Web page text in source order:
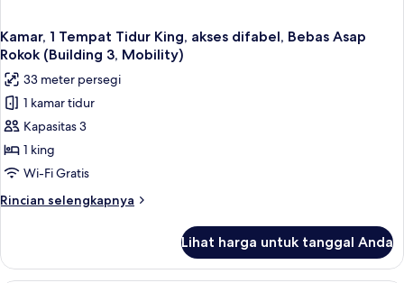
Kamar, 1 Tempat Tidur King, akses difabel, Bebas Asap
Rokok (Building 3, Mobility)
33 meter persegi
1 kamar tidur
Kapasitas 3
1 king
Wi-Fi Gratis
Rincian selengkapnya
Rincian
Kamar,
Lihat harga untuk tanggal Anda